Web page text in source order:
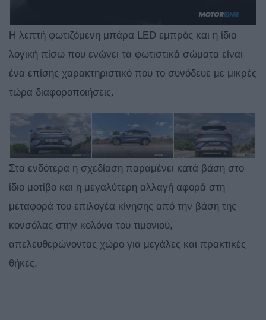
Η λεπτή φωτιζόμενη μπάρα LED εμπρός και η ίδια
λογική πίσω που ενώνει τα φωτιστικά σώματα είναι
ένα επίσης χαρακτηριστικό που το συνόδευε με μικρές
τώρα διαφοροποιήσεις.
Στα ενδότερα η σχεδίαση παραμένει κατά βάση στο
ίδιο μοτίβο και η μεγαλύτερη αλλαγή αφορά στη
μεταφορά του επιλογέα κίνησης από την βάση της
κονσόλας στην κολόνα του τιμονιού,
απελευθερώνοντας χώρο για μεγάλες και πρακτικές
θήκες.